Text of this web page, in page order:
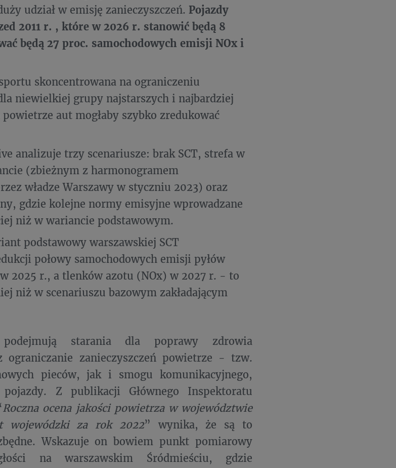
udział w emisję zanieczyszczeń. Pojazdy
2011 r. , które w 2026 r. stanowić będą 8
będą 27 proc. samochodowych emisji NOx i
skoncentrowana na ograniczeniu
niewielkiej grupy najstarszych i najbardziej
powietrze aut mogłaby szybko zredukować
analizuje trzy scenariusze: brak SCT, strefa w
(zbieżnym z harmonogramem
władze Warszawy w styczniu 2023) oraz
gdzie kolejne normy emisyjne wprowadzane
niż w wariancie podstawowym.
podstawowy warszawskiej SCT
połowy samochodowych emisji pyłów
2025 r., a tlenków azotu (NOx) w 2027 r. - to
niż w scenariuszu bazowym zakładającym
podejmują starania dla poprawy zdrowia
ograniczanie zanieczyszczeń powietrze - tzw.
pieców, jak i smogu komunikacyjnego,
Z publikacji Głównego Inspektoratu
Roczna ocena jakości powietrza w województwie
wojewódzki za rok 2022” wynika, że są to
Wskazuje on bowiem punkt pomiarowy
na warszawskim Śródmieściu, gdzie